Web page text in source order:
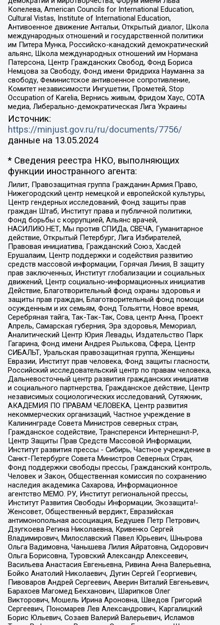
Копелева, American Councils for International Education,
Cultural Vistas, Institute of International Education,
Антивоенное движение Антальи, Открытый диалог, Школа
международных отношений и государственной политики
им Питера Мунка, Российско-канадский демократический
альянс, Школа международных отношений им Нормана
Патерсона, Центр Гражданских Свобод, Фонд Бориса
Немцова за Свободу, Фонд имени Фридриха Науманна за
свободу, Феминистское антивоенное сопротивление,
Комитет независимости Ингушетии, Прометей, Stop
Occupation of Karelia, Вернись живым, Фридом Хаус, СОТА
медиа, Либерально-демократическая Лига Украины
Источник:
https://minjust.gov.ru/ru/documents/7756/
данные на 13.05.2024
* Сведения реестра НКО, выполняющих
функции иностранного агента:
Лилит, Правозащитная группа Гражданин.Армия.Право,
Нижегородский центр немецкой и европейской культуры,
Центр гендерных исследований, Фонд защиты прав
граждан Штаб, Институт права и публичной политики,
Фонд борьбы с коррупцией, Альянс врачей,
НАСИЛИЮ.НЕТ, Мы против СПИДа, СВЕЧА, Гуманитарное
действие, Открытый Петербург, Лига Избирателей,
Правовая инициатива, Гражданский Союз, Хасдей
Ерушалаим, Центр поддержки и содействия развитию
средств массовой информации, Горячая Линия, В защиту
прав заключенных, Институт глобализации и социальных
движений, Центр социально-информационных инициатив
Действие, Благотворительный фонд охраны здоровья и
защиты прав граждан, Благотворительный фонд помощи
осужденным и их семьям, Фонд Тольятти, Новое время,
Серебряная тайга, Так-Так-Так, Сова, центр Анна, Проект
Апрель, Самарская губерния, Эра здоровья, Мемориал,
Аналитический Центр Юрия Левады, Издательство Парк
Гагарина, Фонд имени Андрея Рылькова, Сфера, Центр
СИБАЛЬТ, Уральская правозащитная группа, Женщины
Евразии, Институт прав человека, Фонд защиты гласности,
Российский исследовательский центр по правам человека,
Дальневосточный центр развития гражданских инициатив
и социального партнерства, Гражданское действие, Центр
независимых социологических исследований, Сутяжник,
АКАДЕМИЯ ПО ПРАВАМ ЧЕЛОВЕКА, Центр развития
некоммерческих организаций, Частное учреждение в
Калининграде Совета Министров северных стран,
Гражданское содействие, Трансперенси Интернешнл-Р,
Центр Защиты Прав Средств Массовой Информации,
Институт развития прессы - Сибирь, Частное учреждение в
Санкт-Петербурге Совета Министров Северных Стран,
Фонд поддержки свободы прессы, Гражданский контроль,
Человек и Закон, Общественная комиссия по сохранению
наследия академика Сахарова, Информационное
агентство МЕМО. РУ, Институт региональной прессы,
Институт Развития Свободы Информации, Экозащита!-
Женсовет, Общественный вердикт, Евразийская
антимонопольная ассоциация, Бедушев Петр Петрович,
Дзугкоева Регина Николаевна, Кривенко Сергей
Владимирович, Милославский Павел Юрьевич, Шнырова
Ольга Вадимовна, Чанышева Лилия Айратовна, Сидорович
Ольга Борисовна, Туровский Александр Алексеевич,
Васильева Анастасия Евгеньевна, Ривина Анна Валерьевна,
Бойко Анатолий Николаевич, Дугин Сергей Георгиевич,
Пивоваров Андрей Сергеевич, Аверин Виталий Евгеньевич,
Барахоев Магомед Бекханович, Шарипков Олег
Викторович, Мошель Ирина Ароновна, Шведов Григорий
Сергеевич, Пономарев Лев Александрович, Каргалицкий
Борис Юльевич, Созаев Валерий Валерьевич, Исламов